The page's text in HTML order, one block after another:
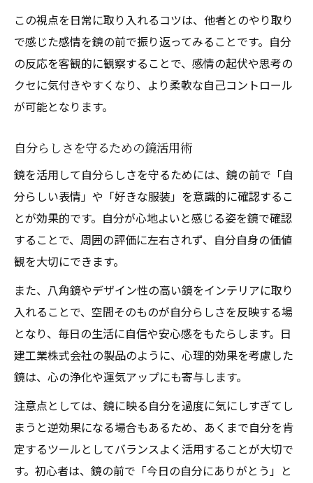
この視点を日常に取り入れるコツは、他者とのやり取り
で感じた感情を鏡の前で振り返ってみることです。自分
の反応を客観的に観察することで、感情の起伏や思考の
クセに気付きやすくなり、より柔軟な自己コントロール
が可能となります。
自分らしさを守るための鏡活用術
鏡を活用して自分らしさを守るためには、鏡の前で「自
分らしい表情」や「好きな服装」を意識的に確認するこ
とが効果的です。自分が心地よいと感じる姿を鏡で確認
することで、周囲の評価に左右されず、自分自身の価値
観を大切にできます。
また、八角鏡やデザイン性の高い鏡をインテリアに取り
入れることで、空間そのものが自分らしさを反映する場
となり、毎日の生活に自信や安心感をもたらします。日
建工業株式会社の製品のように、心理的効果を考慮した
鏡は、心の浄化や運気アップにも寄与します。
注意点としては、鏡に映る自分を過度に気にしすぎてし
まうと逆効果になる場合もあるため、あくまで自分を肯
定するツールとしてバランスよく活用することが大切で
す。初心者は、鏡の前で「今日の自分にありがとう」と